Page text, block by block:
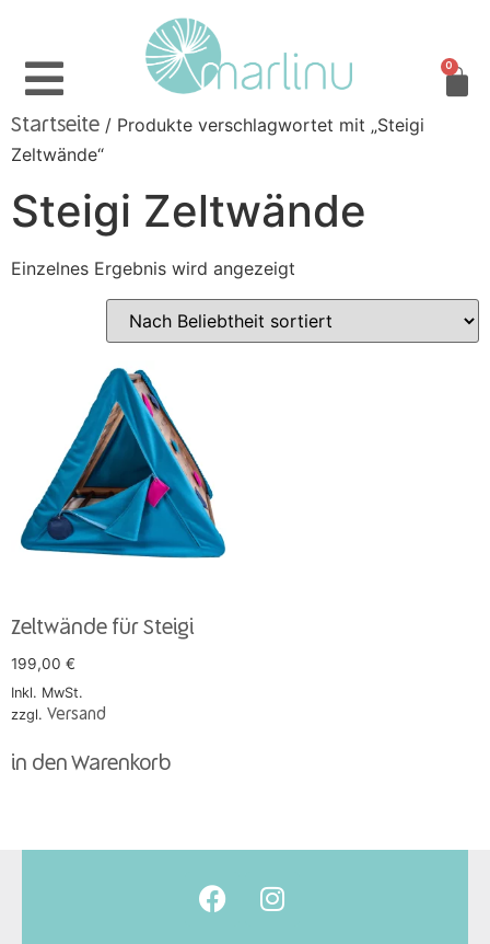
0
Startseite / Produkte verschlagwortet mit „Steigi
Zeltwände“
Steigi Zeltwände
Einzelnes Ergebnis wird angezeigt
Zeltwände für Steigi
199,00 €
Inkl. MwSt.
zzgl. Versand
in den Warenkorb